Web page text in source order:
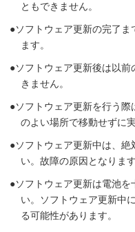
ともできません。
ソフトウェア更新の完了
ます。
ソフトウェア更新後は以
きません。
ソフトウェア更新を行う
のよい場所で移動せずに
ソフトウェア更新中は、
い。故障の原因となります
ソフトウェア更新は電池
い。ソフトウェア更新中
る可能性があります。